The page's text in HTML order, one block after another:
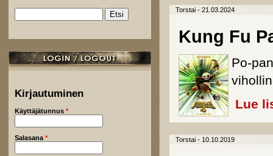
Hakulomake
Kirjautuminen
Käyttäjätunnus *
Salasana *
Torstai - 21.03.2024
Kung Fu
Po-
Lue
Torstai - 10.10.2019